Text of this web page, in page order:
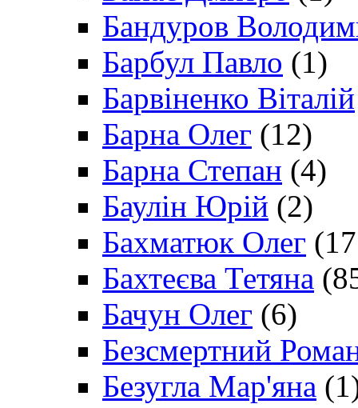
Бандуров
Барбул Павло (1)
Барвіненко Віталій
Барна Олег (12)
Барна Степан (4)
Баулін Юрій (2)
Бахматюк Олег
Бахтеєва Тетяна
Бачун Олег (6)
Безсмертний
Безугла Мар'яна